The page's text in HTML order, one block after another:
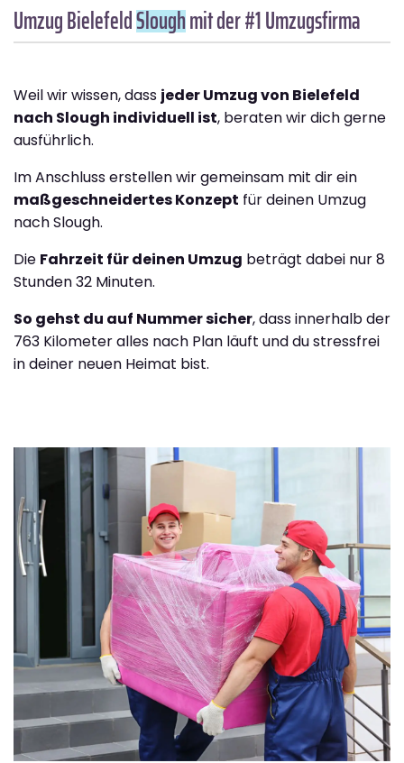
Umzug BielefeldSloughmit der #1 Umzugsfirma
Weil wir wissen, dass jeder Umzug von Bielefeld
nach Slough individuell ist, beraten wir dich gerne
ausführlich.
Im Anschluss erstellen wir gemeinsam mit dir ein
maßgeschneidertes Konzept für deinen Umzug
nach Slough.
Die Fahrzeit für deinen Umzug beträgt dabei nur 8
Stunden 32 Minuten.
So gehst du auf Nummer sicher, dass innerhalb der
763 Kilometer alles nach Plan läuft und du stressfrei
in deiner neuen Heimat bist.